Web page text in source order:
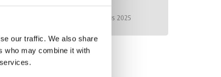
our traffic. We also share
who may combine it with
(Halfpension)
29 t/m 31 augustus 2025